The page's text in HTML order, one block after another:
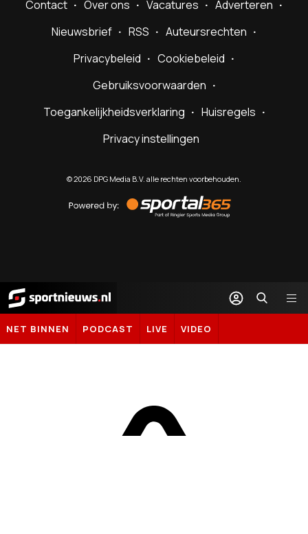
Contact Over ons Vacatures
Adverteren
Nieuwsbrief
RSS
Auteursrechten
Privacybeleid
Cookiebeleid
Gebruiksvoorwaarden
Toegankelijkheidsverklaring
Huisregels
Privacy instellingen
©2026 DPG Media B.V. alle rechten voorbehouden.
by
Sportal365
Sportnieuws.nl
NET BINNEN PODCAST LIVE VIDEO